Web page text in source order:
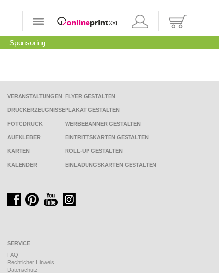
Sponsoring
VERANSTALTUNGEN
DRUCKERZEUGNISSE
FOTODRUCK
AUFKLEBER
KARTEN
KALENDER
FLYER GESTALTEN
PLAKAT GESTALTEN
WERBEBANNER GESTALTEN
EINTRITTSKARTEN GESTALTEN
ROLL-UP GESTALTEN
EINLADUNGSKARTEN GESTALTEN
SERVICE
FAQ
Rechtlicher Hinweis
Datenschutz